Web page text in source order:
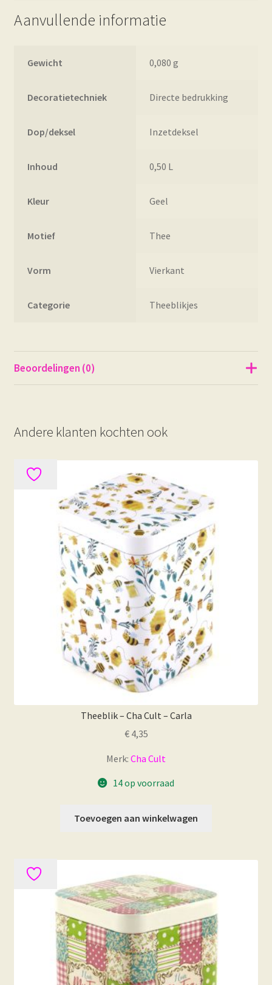
Aanvullende informatie
Gewicht 0,080 g
Decoratietechniek Directe bedrukking
Dop/deksel Inzetdeksel
Inhoud 0,50 L
Kleur Geel
Motief Thee
Vorm Vierkant
Categorie Theeblikjes
Beoordelingen (0)
Andere klanten kochten ook
Theeblik – Cha Cult – Carla
€4,35
Merk: Cha Cult
14 op voorraad
Toevoegen aan winkelwagen